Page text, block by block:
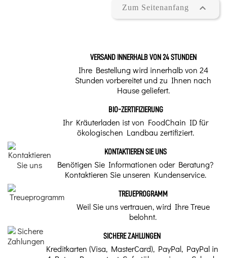
Zum Seitenanfang 
VERSAND INNERHALB VON 24 STUNDEN
Ihre Bestellung wird innerhalb von 24
Stunden vorbereitet und zu Ihnen nach
Hause geliefert.
BIO-ZERTIFIZIERUNG
Ihr Kräuterladen ist von FoodChain ID für
ökologischen Landbau zertifiziert.
KONTAKTIEREN SIE UNS
Benötigen Sie Informationen oder Beratung?
Kontaktieren Sie unseren Kundenservice.
TREUEPROGRAMM
Weil Sie uns vertrauen, wird Ihre Treue
belohnt.
SICHERE ZAHLUNGEN
Kreditkarten (Visa, MasterCard), PayPal, PayPal in